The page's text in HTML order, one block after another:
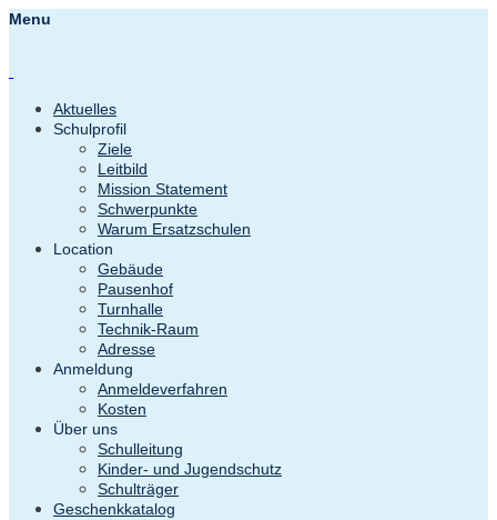
Menu
Aktuelles
Schulprofil
Ziele
Leitbild
Mission Statement
Schwerpunkte
Warum Ersatzschulen
Location
Gebäude
Pausenhof
Turnhalle
Technik-Raum
Adresse
Anmeldung
Anmeldeverfahren
Kosten
Über uns
Schulleitung
Kinder- und Jugendschutz
Schulträger
Geschenkkatalog